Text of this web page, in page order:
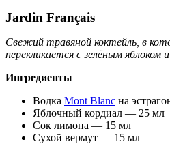
Jardin Français
Свежий травяной коктейль, в
перекликается с зелёным яблоком
Ингредиенты
Водка Mont Blanc на
Яблочный кордиал — 25 мл
Сок лимона — 15 мл
Сухой вермут — 15 мл